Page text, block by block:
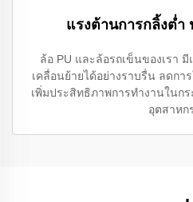
แรงต้านการกลิ้งต่ำ
ล้อ PU และล้อรถเข็นของเรา
เคลื่อนย้ายได้อย่างราบรื่น ลดก
เพิ่มประสิทธิภาพการทำงานในก
อุตสาหก